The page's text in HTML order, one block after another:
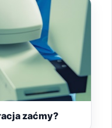
zaćmy?